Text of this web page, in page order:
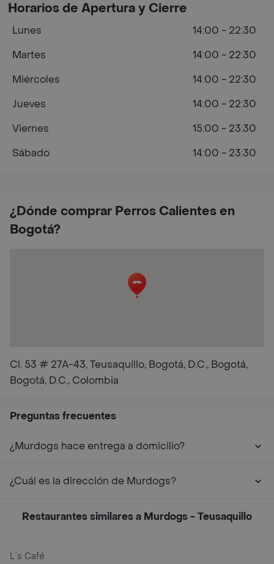
¿Dónde comprar Perros Calientes en
Bogotá?
Cl. 53 # 27A-43, Teusaquillo, Bogotá, D.C., Bogotá,
Bogotá, D.C., Colombia
Horarios de Apertura y Cierre
Lunes
14:00 - 22:30
Martes
14:00 - 22:30
Miércoles
14:00 - 22:30
Jueves
14:00 - 22:30
Viernes
15:00 - 23:30
Sábado
14:00 - 23:30
Preguntas frecuentes
¿Murdogs hace entrega a domicilio?
¿Cuál es la dirección de Murdogs?
Restaurantes similares a Murdogs - Teusaquillo
L´s Café